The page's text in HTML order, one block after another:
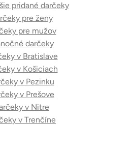
pridané darčeky
pre ženy
pre mužov
darčeky
v Bratislave
v Košiciach
v Pezinku
v Prešove
v Nitre
v Trenčíne